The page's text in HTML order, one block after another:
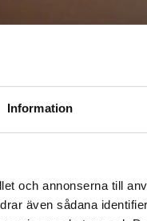
Information
och annonserna till
även sådana
Därför finns vi
inom ekonomi i